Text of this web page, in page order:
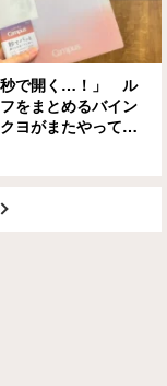
秒で開く…！」 ル
をまとめるバイン
ヨがまたやってく